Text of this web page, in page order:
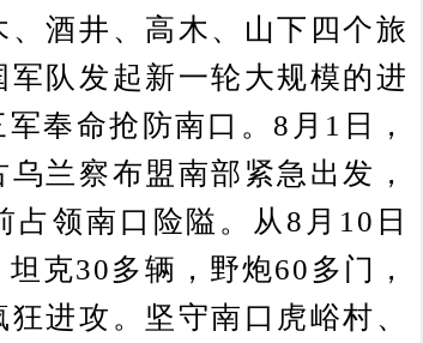
酒井、高木、山下四个旅
队发起新一轮大规模的进
奉命抢防南口。8月1日，
兰察布盟南部紧急出发，
领南口险隘。从8月10日
克30多辆，野炮60多门，
进攻。坚守南口虎峪村、